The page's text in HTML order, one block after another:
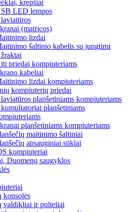
krepšiai
LED lempos
(matricos)
lizdai
šaltinio kabelis su jungtimi
priedai kompiuteriams
kabeliai
lizdai kompiuteriams
kompiuterių priedai
planšetiniams kompiuteriams
planšetiniams
planšetiniams kompiuteriams
maitinimo šaltiniai
apsauginiai stiklai
kompiuteriai
Duomenų saugyklos
konsolės
valdikliai ir pulteliai